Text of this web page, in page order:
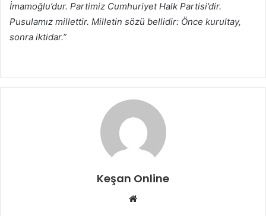
İmamoğlu’dur. Partimiz Cumhuriyet Halk Partisi’dir.
Pusulamız millettir. Milletin sözü bellidir: Önce kurultay,
sonra iktidar.”
Keşan Online
Web